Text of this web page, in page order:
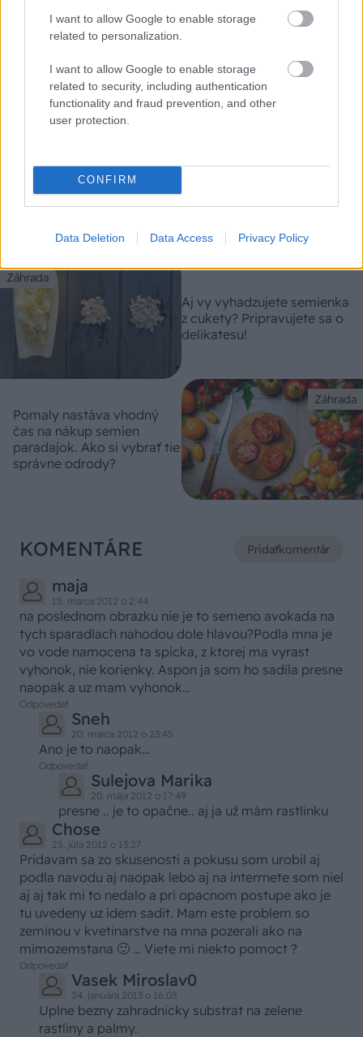
I want to allow Google to enable storage
related to personalization.
I want to allow Google to enable storage
related to security, including authentication
functionality and fraud prevention, and other
user protection.
CONFIRM
Data Deletion Data Access Privacy Policy
Výsevy zo zelovocu: 15
exotických rastlín, ktoré si
môžete vypestovať doma
Alokázie sú pýchou
domácnosti, mnohé druhy
sa o ne správne starať?
Záhrada
Aj vy vyhadzujete semienka
z cukety? Pripravujete sa o
delikatesu!
Záhrada
Pomaly nastáva vhodný
čas na nákup semien
paradajok. Ako si vybrať tie
správne odrody?
KOMENTÁRE Pridaťkomentár
maja
15. marca 2012 o 2:44
na poslednom obrazku nie je to semeno avokada na
tych sparadlach nahodou dole hlavou?Podla mna je
vo vode namocena ta spicka, z ktorej ma vyrast
vyhonok, nie korienky. Aspon ja som ho sadila presne
naopak a uz mam vyhonok…
Odpovedať
Sneh
20. marca 2012 o 23:45
Ano je to naopak…
Odpovedať
Sulejova Marika
20. mája 2012 o 17:49
presne .. je to opačne.. aj ja už mám rastlinku
Chose
25. júla 2012 o 13:27
Pridavam sa zo skusenosti a pokusu som urobil aj
podla navodu aj naopak lebo aj na interrnete som niel
aj aj tak mi to nedalo a pri opacnom postupe ako je
tu uvedeny uz idem sadit. Mam este problem so
zeminou v kvetinarstve na mna pozerali ako na
mimozemstana 🙂 … Viete mi niekto pomoct ?
Odpovedať
Vasek Miroslav0
24. januára 2013 o 16:03
Uplne bezny zahradnicky substrat na zelene
rastliny a palmy.